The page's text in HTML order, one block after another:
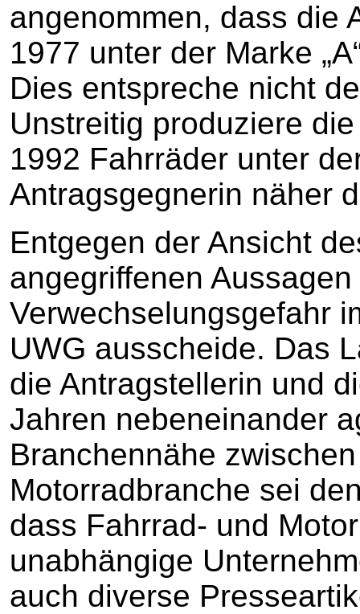
angenommen, dass die
1977 unter der Marke
Dies entspreche nicht
Unstreitig produziere
1992 Fahrräder unter
Antragsgegnerin näher
Entgegen der Ansicht
angegriffenen
Verwechselungsgefahr
UWG ausscheide. Das
die Antragstellerin und
Jahren nebeneinander
Branchennähe
Motorradbranche sei
dass Fahrrad- und
unabhängige
auch diverse